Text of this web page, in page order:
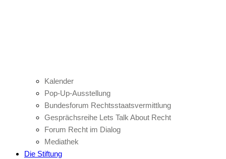
Kalender
Pop-Up-Ausstellung
Bundesforum Rechtsstaatsvermittlung
Gesprächsreihe Lets Talk About Recht
Forum Recht im Dialog
Mediathek
Die Stiftung